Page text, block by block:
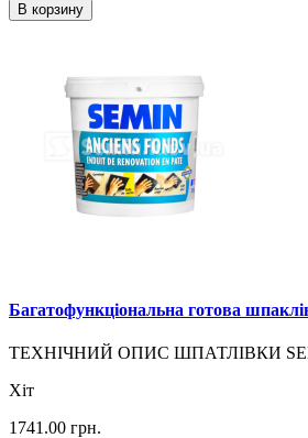
В корзину
Багатофункціональна готова
ТЕХНІЧНИЙ ОПИС ШПАТЛІВКИ SEMIN
Хіт
1741.00 грн.